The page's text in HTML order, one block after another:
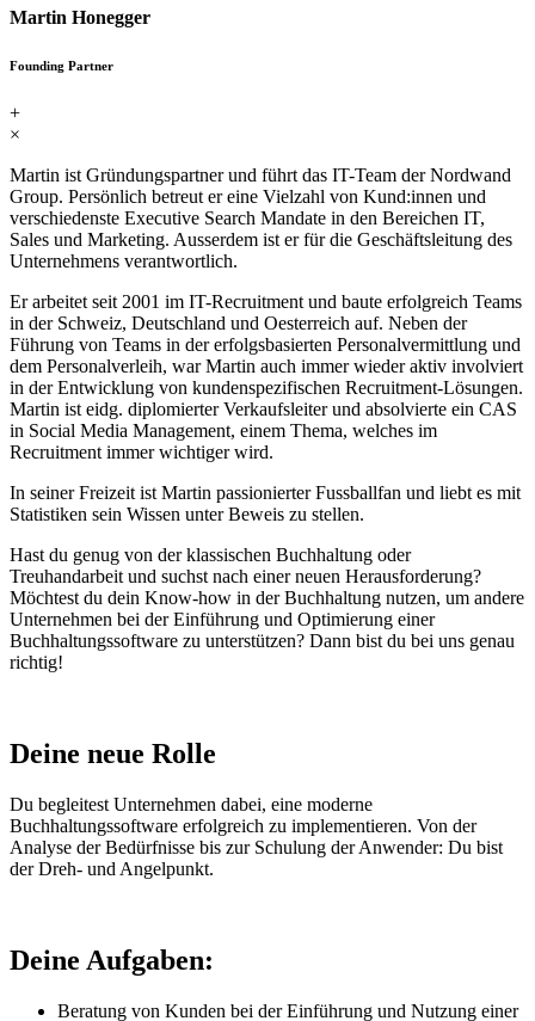
Martin Honegger
Founding Partner
+
×
Martin ist Gründungspartner und führt das IT-Team der Nordwand
Group. Persönlich betreut er eine Vielzahl von Kund:innen und
verschiedenste Executive Search Mandate in den Bereichen IT,
Sales und Marketing. Ausserdem ist er für die Geschäftsleitung des
Unternehmens verantwortlich.
Er arbeitet seit 2001 im IT-Recruitment und baute erfolgreich Teams
in der Schweiz, Deutschland und Oesterreich auf. Neben der
Führung von Teams in der erfolgsbasierten Personalvermittlung und
dem Personalverleih, war Martin auch immer wieder aktiv involviert
in der Entwicklung von kundenspezifischen Recruitment-Lösungen.
Martin ist eidg. diplomierter Verkaufsleiter und absolvierte ein CAS
in Social Media Management, einem Thema, welches im
Recruitment immer wichtiger wird.
In seiner Freizeit ist Martin passionierter Fussballfan und liebt es mit
Statistiken sein Wissen unter Beweis zu stellen.
Hast du genug von der klassischen Buchhaltung oder
Treuhandarbeit und suchst nach einer neuen Herausforderung?
Möchtest du dein Know-how in der Buchhaltung nutzen, um andere
Unternehmen bei der Einführung und Optimierung einer
Buchhaltungssoftware zu unterstützen? Dann bist du bei uns genau
richtig!
Deine neue Rolle
Du begleitest Unternehmen dabei, eine moderne
Buchhaltungssoftware erfolgreich zu implementieren. Von der
Analyse der Bedürfnisse bis zur Schulung der Anwender: Du bist
der Dreh- und Angelpunkt.
Deine Aufgaben:
Beratung von Kunden bei der Einführung und Nutzung einer